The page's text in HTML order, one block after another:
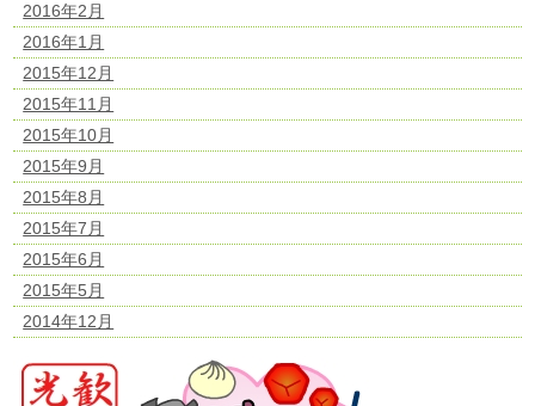
2016年2月
2016年1月
2015年12月
2015年11月
2015年10月
2015年9月
2015年8月
2015年7月
2015年6月
2015年5月
2014年12月